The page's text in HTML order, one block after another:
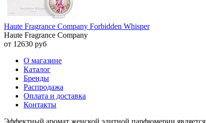
Haute Fragrance Company Forbidden Whisper
Haute Fragrance Company
от 12630 руб
О магазине
Каталог
Бренды
Распродажа
Оплата и доставка
Контакты